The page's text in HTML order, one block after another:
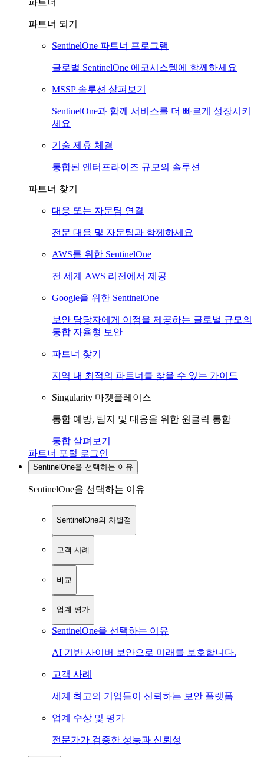
파트너
파트너 되기
SentinelOne 파트너 프로그램
글로벌 SentinelOne 에코시스템에 함께하세요
MSSP 솔루션 살펴보기
SentinelOne과 함께 서비스를 더 빠르게 성장시키
세요
기술 제휴 체결
통합된 엔터프라이즈 규모의 솔루션
파트너 찾기
대응 또는 자문팀 연결
전문 대응 및 자문팀과 함께하세요
AWS를 위한 SentinelOne
전 세계 AWS 리전에서 제공
Google을 위한 SentinelOne
보안 담당자에게 이점을 제공하는 글로벌 규모의
통합 자율형 보안
파트너 찾기
지역 내 최적의 파트너를 찾을 수 있는 가이드
Singularity 마켓플레이스
통합 예방, 탐지 및 대응을 위한 원클릭 통합
통합 살펴보기
파트너 포털 로그인
SentinelOne을 선택하는 이유
SentinelOne을 선택하는 이유
SentinelOne의 차별점
고객 사례
비교
업계 평가
SentinelOne을 선택하는 이유
AI 기반 사이버 보안으로 미래를 보호합니다.
고객 사례
세계 최고의 기업들이 신뢰하는 보안 플랫폼
업계 수상 및 평가
전문가가 검증한 성능과 신뢰성